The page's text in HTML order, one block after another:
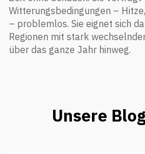
Witterungsbedingungen –
– problemlos. Sie eignet sich
Regionen mit stark
über das ganze Jahr hinweg.
Unsere